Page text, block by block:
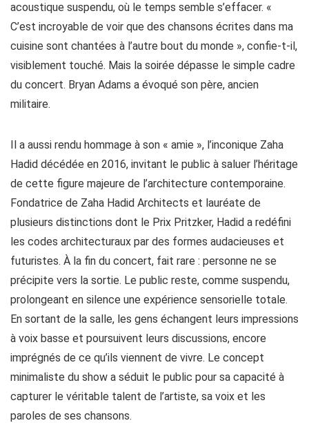
acoustique suspendu, où le temps semble s’effacer. «
C’est incroyable de voir que des chansons écrites dans ma
cuisine sont chantées à l’autre bout du monde », confie-t-il,
visiblement touché. Mais la soirée dépasse le simple cadre
du concert. Bryan Adams a évoqué son père, ancien
militaire.
Il a aussi rendu hommage à son « amie », l’inconique Zaha
Hadid décédée en 2016, invitant le public à saluer l’héritage
de cette figure majeure de l’architecture contemporaine.
Fondatrice de Zaha Hadid Architects et lauréate de
plusieurs distinctions dont le Prix Pritzker, Hadid a redéfini
les codes architecturaux par des formes audacieuses et
futuristes. À la fin du concert, fait rare : personne ne se
précipite vers la sortie. Le public reste, comme suspendu,
prolongeant en silence une expérience sensorielle totale.
En sortant de la salle, les gens échangent leurs impressions
à voix basse et poursuivent leurs discussions, encore
imprégnés de ce qu’ils viennent de vivre. Le concept
minimaliste du show a séduit le public pour sa capacité à
capturer le véritable talent de l’artiste, sa voix et les
paroles de ses chansons.